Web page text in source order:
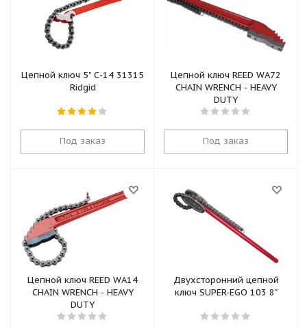
Цепной ключ 5" С-14 31315
Ridgid
Под заказ
Цепной ключ REED WA72
CHAIN WRENCH - HEAVY
DUTY
Под заказ
Цепной ключ REED WA14
CHAIN WRENCH - HEAVY
DUTY
Двухсторонний цепной
ключ SUPER-EGO 103 8"